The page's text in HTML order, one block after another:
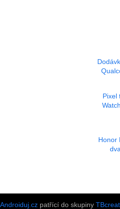
Pixel
Honor
Androiduj.cz patřící do skupiny